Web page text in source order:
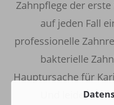
Zahnpflege der
auf jeden Fall
professionelle
bakterielle
Hauptursache für
Und leider